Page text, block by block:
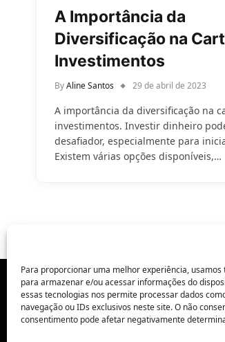
Para proporcionar uma melhor experiência, usamos
para armazenar e/ou acessar informações do
essas tecnologias nos permite processar dados
navegação ou IDs exclusivos neste site. O não
consentimento pode afetar negativamente
A Importância da
Diversificação na
Investimentos
ByAline Santos 29 de abril de 2023
A importância da diversificação na
investimentos. Investir dinheiro
desafiador, especialmente para
Existem várias opções disponíveis,…
POLÍTICA